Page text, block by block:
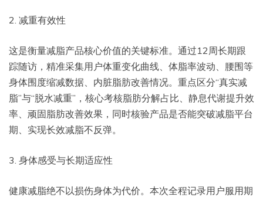
2. 减重有效性
这是衡量减脂产品核心价值的关键标准。通过12周长期跟
踪随访，精准采集用户体重变化曲线、体脂率波动、腰围等
身体围度缩减数据、内脏脂肪改善情况。重点区分“真实减
脂”与“脱水减重”，核心考核脂肪分解占比、静息代谢提升效
率、顽固脂肪改善效果，同时核验产品是否能突破减脂平台
期、实现长效减脂不反弹。
3. 身体感受与长期适应性
健康减脂绝不以损伤身体为代价。本次全程记录用户服用期